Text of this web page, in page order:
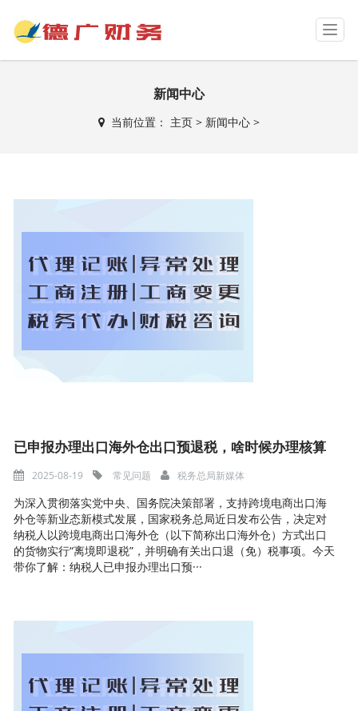
T
o
g
新闻中心
当前位置： 主页> 新闻中心>
已申报办理出口海外仓出口预退税，啥时候办理核算
2025-08-19 常见问题 税务总局新媒体
为深入贯彻落实党中央、国务院决策部署，支持跨境电商出口海
外仓等新业态新模式发展，国家税务总局近日发布公告，决定对
纳税人以跨境电商出口海外仓（以下简称出口海外仓）方式出口
的货物实行“离境即退税”，并明确有关出口退（免）税事项。今天
带你了解：纳税人已申报办理出口预···